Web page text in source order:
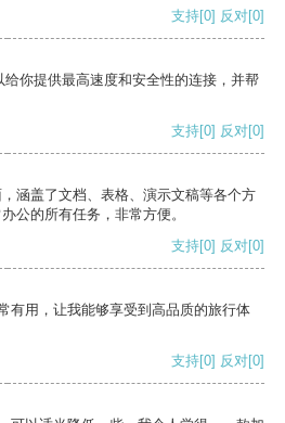
支持[0] 反对[0]
你提供最高速度和安全性的连接，并帮
支持[0] 反对[0]
涵盖了文档、表格、演示文稿等各个方
公的所有任务，非常方便。
支持[0] 反对[0]
有用，让我能够享受到高品质的旅行体
支持[0] 反对[0]